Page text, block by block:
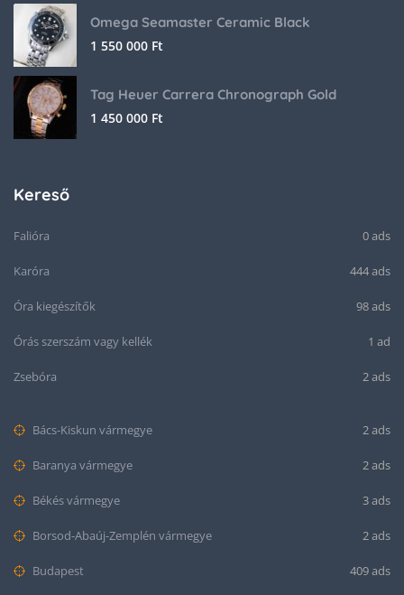
Omega Seamaster Ceramic Black
1 550 000 Ft
Tag Heuer Carrera Chronograph Gold
1 450 000 Ft
Kereső
Falióra 0 ads
Karóra 444 ads
Óra kiegészítők 98 ads
Órás szerszám vagy kellék 1 ad
Zsebóra 2 ads
Bács-Kiskun vármegye 2 ads
Baranya vármegye 2 ads
Békés vármegye 3 ads
Borsod-Abaúj-Zemplén vármegye 2 ads
Budapest 409 ads